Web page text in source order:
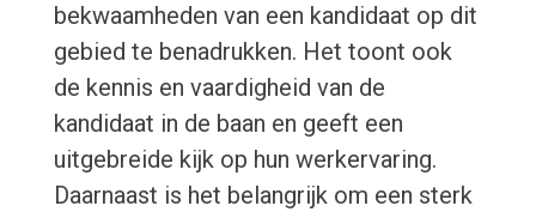
bekwaamheden van een kandidaat op dit
gebied te benadrukken. Het toont ook
de kennis en vaardigheid van de
kandidaat in de baan en geeft een
uitgebreide kijk op hun werkervaring.
Daarnaast is het belangrijk om een sterk